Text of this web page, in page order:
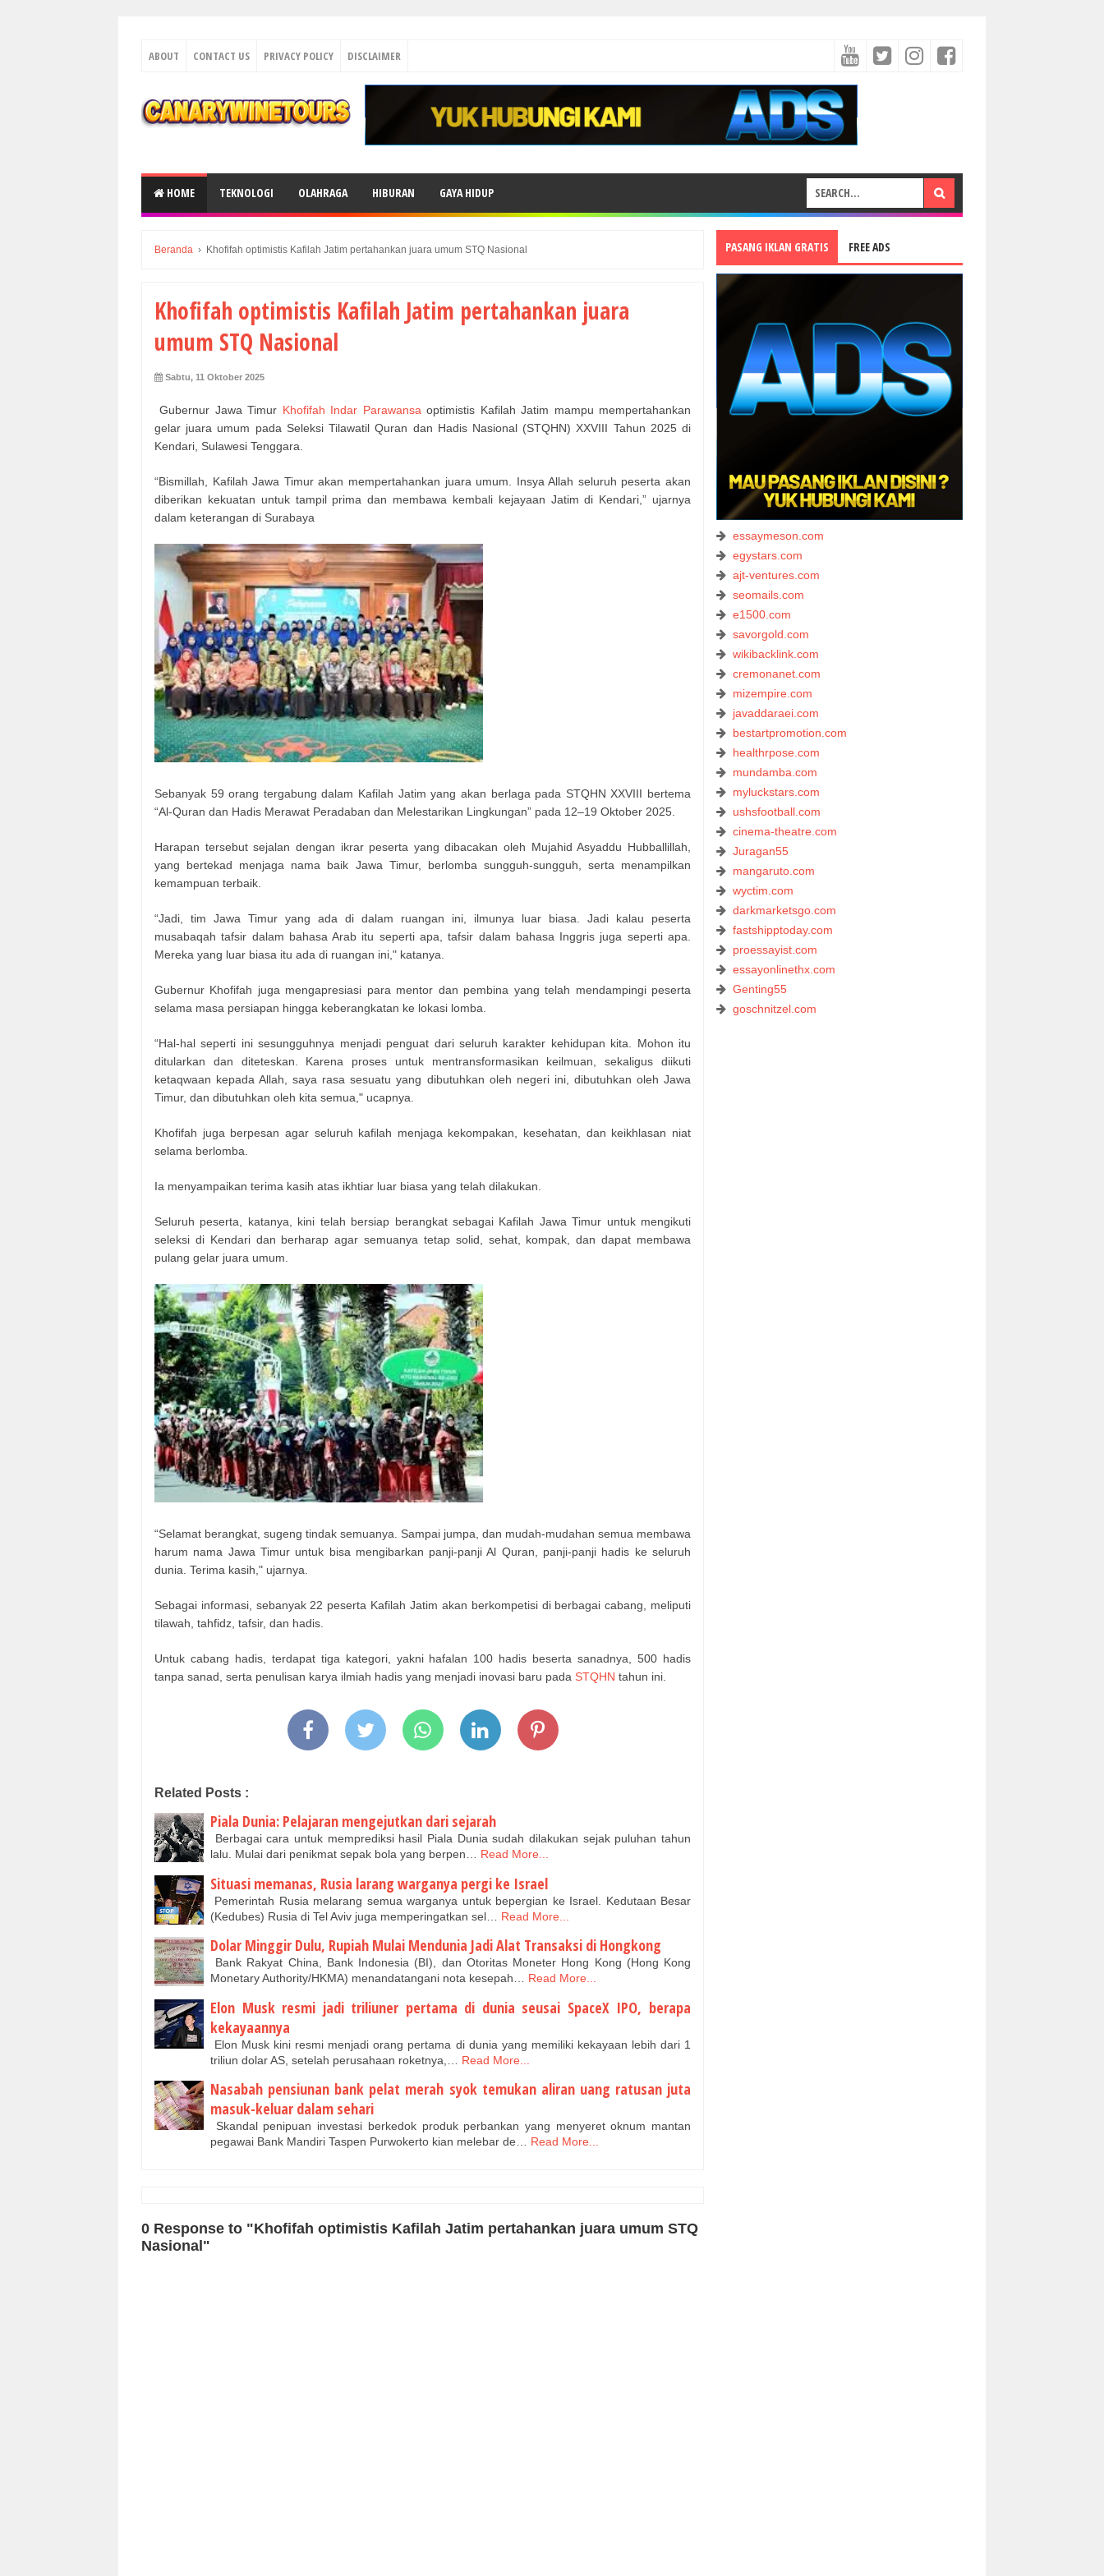
ABOUT CONTACT US PRIVACY POLICY DISCLAIMER
HOME TEKNOLOGI OLAHRAGA HIBURAN GAYA HIDUP
Beranda › Khofifah optimistis Kafilah Jatim pertahankan juara umum STQ Nasional
Khofifah optimistis Kafilah Jatim pertahankan juara
umum STQ Nasional
Sabtu, 11 Oktober 2025
Gubernur Jawa Timur Khofifah Indar Parawansa optimistis Kafilah Jatim mampu mempertahankan
gelar juara umum pada Seleksi Tilawatil Quran dan Hadis Nasional (STQHN) XXVIII Tahun 2025 di
Kendari, Sulawesi Tenggara.
“Bismillah, Kafilah Jawa Timur akan mempertahankan juara umum. Insya Allah seluruh peserta akan
diberikan kekuatan untuk tampil prima dan membawa kembali kejayaan Jatim di Kendari,” ujarnya
dalam keterangan di Surabaya
Sebanyak 59 orang tergabung dalam Kafilah Jatim yang akan berlaga pada STQHN XXVIII bertema
“Al-Quran dan Hadis Merawat Peradaban dan Melestarikan Lingkungan” pada 12–19 Oktober 2025.
Harapan tersebut sejalan dengan ikrar peserta yang dibacakan oleh Mujahid Asyaddu Hubballillah,
yang bertekad menjaga nama baik Jawa Timur, berlomba sungguh-sungguh, serta menampilkan
kemampuan terbaik.
“Jadi, tim Jawa Timur yang ada di dalam ruangan ini, ilmunya luar biasa. Jadi kalau peserta
musabaqah tafsir dalam bahasa Arab itu seperti apa, tafsir dalam bahasa Inggris juga seperti apa.
Mereka yang luar biasa itu ada di ruangan ini," katanya.
Gubernur Khofifah juga mengapresiasi para mentor dan pembina yang telah mendampingi peserta
selama masa persiapan hingga keberangkatan ke lokasi lomba.
“Hal-hal seperti ini sesungguhnya menjadi penguat dari seluruh karakter kehidupan kita. Mohon itu
ditularkan dan diteteskan. Karena proses untuk mentransformasikan keilmuan, sekaligus diikuti
ketaqwaan kepada Allah, saya rasa sesuatu yang dibutuhkan oleh negeri ini, dibutuhkan oleh Jawa
Timur, dan dibutuhkan oleh kita semua," ucapnya.
Khofifah juga berpesan agar seluruh kafilah menjaga kekompakan, kesehatan, dan keikhlasan niat
selama berlomba.
Ia menyampaikan terima kasih atas ikhtiar luar biasa yang telah dilakukan.
Seluruh peserta, katanya, kini telah bersiap berangkat sebagai Kafilah Jawa Timur untuk mengikuti
seleksi di Kendari dan berharap agar semuanya tetap solid, sehat, kompak, dan dapat membawa
pulang gelar juara umum.
“Selamat berangkat, sugeng tindak semuanya. Sampai jumpa, dan mudah-mudahan semua membawa
harum nama Jawa Timur untuk bisa mengibarkan panji-panji Al Quran, panji-panji hadis ke seluruh
dunia. Terima kasih," ujarnya.
Sebagai informasi, sebanyak 22 peserta Kafilah Jatim akan berkompetisi di berbagai cabang, meliputi
tilawah, tahfidz, tafsir, dan hadis.
Untuk cabang hadis, terdapat tiga kategori, yakni hafalan 100 hadis beserta sanadnya, 500 hadis
tanpa sanad, serta penulisan karya ilmiah hadis yang menjadi inovasi baru pada STQHN tahun ini.
Related Posts :
Piala Dunia: Pelajaran mengejutkan dari sejarah
Berbagai cara untuk memprediksi hasil Piala Dunia sudah dilakukan sejak puluhan tahun
lalu. Mulai dari penikmat sepak bola yang berpen…
Read More...
Situasi memanas, Rusia larang warganya pergi ke Israel
Pemerintah Rusia melarang semua warganya untuk bepergian ke Israel. Kedutaan Besar
(Kedubes) Rusia di Tel Aviv juga memperingatkan sel…
Read More...
Dolar Minggir Dulu, Rupiah Mulai Mendunia Jadi Alat Transaksi di Hongkong
Bank Rakyat China, Bank Indonesia (BI), dan Otoritas Moneter Hong Kong (Hong Kong
Monetary Authority/HKMA) menandatangani nota kesepah…
Read More...
Elon Musk resmi jadi triliuner pertama di dunia seusai SpaceX IPO, berapa
kekayaannya
Elon Musk kini resmi menjadi orang pertama di dunia yang memiliki kekayaan lebih dari 1
triliun dolar AS, setelah perusahaan roketnya,…
Read More...
Nasabah pensiunan bank pelat merah syok temukan aliran uang ratusan juta
masuk-keluar dalam sehari
Skandal penipuan investasi berkedok produk perbankan yang menyeret oknum mantan
pegawai Bank Mandiri Taspen Purwokerto kian melebar de…
Read More...
0 Response to "Khofifah optimistis Kafilah Jatim pertahankan juara umum STQ
Nasional"
PASANG IKLAN GRATIS FREE ADS
essaymeson.com
egystars.com
ajt-ventures.com
seomails.com
e1500.com
savorgold.com
wikibacklink.com
cremonanet.com
mizempire.com
javaddaraei.com
bestartpromotion.com
healthrpose.com
mundamba.com
myluckstars.com
ushsfootball.com
cinema-theatre.com
Juragan55
mangaruto.com
wyctim.com
darkmarketsgo.com
fastshipptoday.com
proessayist.com
essayonlinethx.com
Genting55
goschnitzel.com